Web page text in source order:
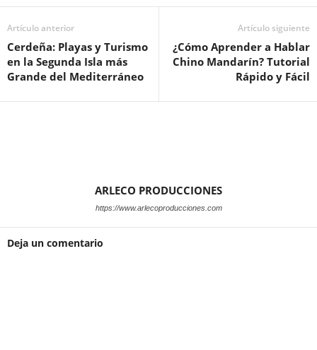
Artículo anterior
Cerdeña: Playas y Turismo
en la Segunda Isla más
Grande del Mediterráneo
Artículo siguiente
¿Cómo Aprender a Hablar
Chino Mandarín? Tutorial
Rápido y Fácil
ARLECO PRODUCCIONES
https://www.arlecoproducciones.com
Deja un comentario